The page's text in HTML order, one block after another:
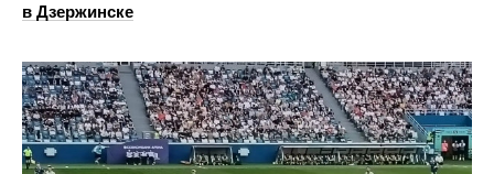
в Дзержинске